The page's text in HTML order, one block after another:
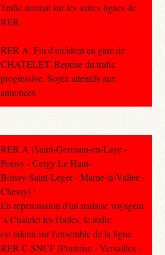
Trafic normal sur les autres lignes de
RER.
RER A: Fin d'incident en gare de
CHATELET. Reprise du trafic
progressive. Soyez attentifs aux
annonces.
RER A (Saint-Germain-en-Laye -
Poissy - Cergy Le Haut-
Boissy-Saint-Leger - Marne-la-Vallee -
Chessy) :
En repercussion d'un malaise voyageur
`a Chatelet les Halles, le trafic
est ralenti sur l'ensemble de la ligne.
RER C SNCF (Pontoise - Versailles -